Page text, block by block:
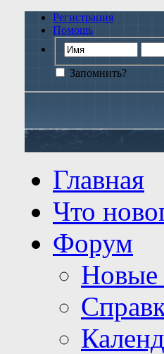
Регистрация
Помощь
Запомнить?
Главная
Что
Форум
Новые